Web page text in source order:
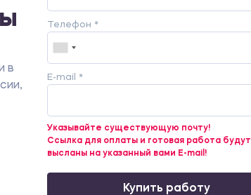
в
Телефон *
E-mail *
Указывайте существующую почту!
Ссылка для оплаты и готовая работа будут
высланы на указанный вами E-mail!
Купить работу